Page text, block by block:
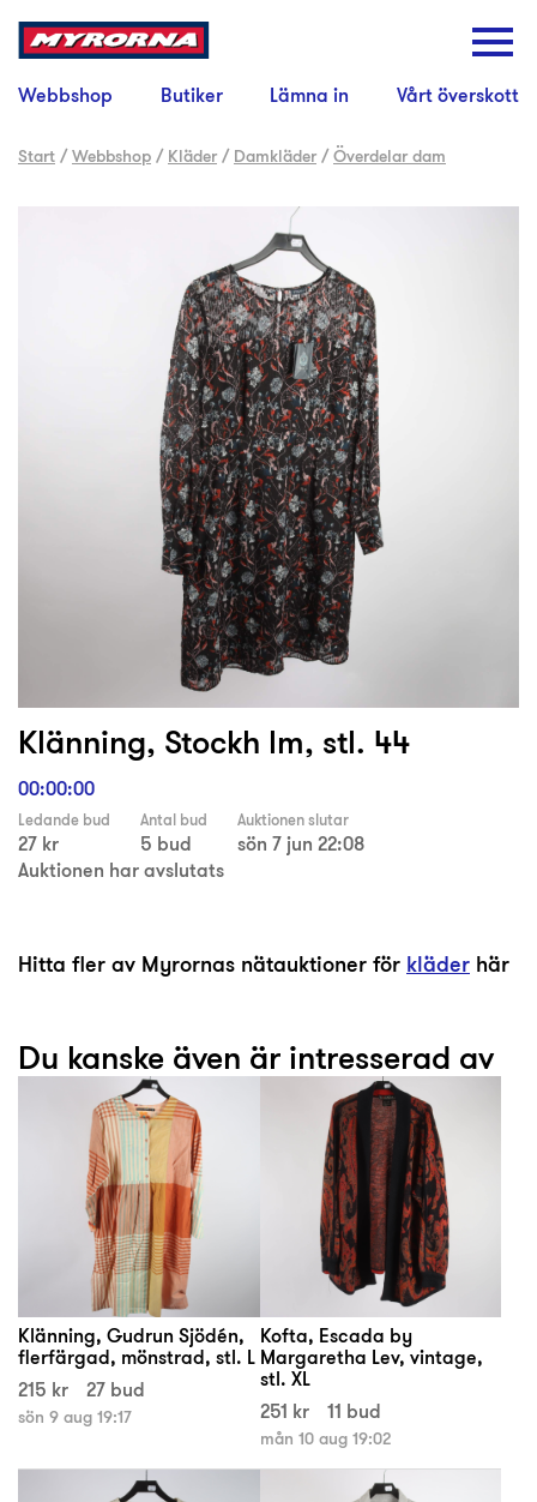
Webbshop Butiker Lämna in Vårt överskott
Start /Webbshop / Kläder / Damkläder /Överdelar dam
Klänning, Stockh lm, stl. 44
00:00:00
Ledande bud
27 kr
Antal bud
5 bud
Auktionen slutar
sön 7 jun 22:08
Auktionen har avslutats
Hitta fler av Myrornas nätauktioner för kläder här
Du kanske även är intresserad av
Klänning, Gudrun Sjödén,
flerfärgad, mönstrad, stl. L
215 kr
27 bud
sön 9 aug 19:17
Kofta, Escada by
Margaretha Lev, vintage,
stl. XL
251 kr
11 bud
mån 10 aug 19:02